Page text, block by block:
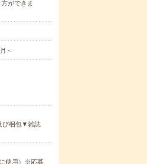
ができま
～
び梱包▼雑誌
使用）※応募